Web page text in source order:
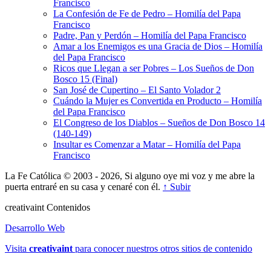
Francisco
La Confesión de Fe de Pedro – Homilía del Papa
Francisco
Padre, Pan y Perdón – Homilía del Papa Francisco
Amar a los Enemigos es una Gracia de Dios – Homilía
del Papa Francisco
Ricos que Llegan a ser Pobres – Los Sueños de Don
Bosco 15 (Final)
San José de Cupertino – El Santo Volador 2
Cuándo la Mujer es Convertida en Producto – Homilía
del Papa Francisco
El Congreso de los Diablos – Sueños de Don Bosco 14
(140-149)
Insultar es Comenzar a Matar – Homilía del Papa
Francisco
La Fe Católica © 2003 - 2026, Si alguno oye mi voz y me abre la
puerta entraré en su casa y cenaré con él. ↑ Subir
creativaint Contenidos
Desarrollo Web
Visita creativaint para conocer nuestros otros sitios de contenido